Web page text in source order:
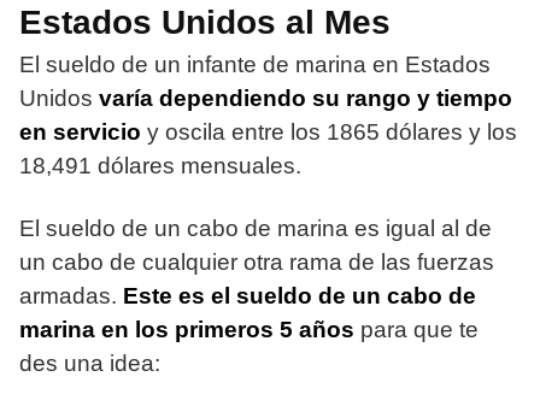
Estados Unidos al Mes
El sueldo de un infante de marina en Estados
Unidos varía dependiendo su rango y tiempo
en servicio y oscila entre los 1865 dólares y los
18,491 dólares mensuales.
El sueldo de un cabo de marina es igual al de
un cabo de cualquier otra rama de las fuerzas
armadas. Este es el sueldo de un cabo de
marina en los primeros 5 años para que te
des una idea: